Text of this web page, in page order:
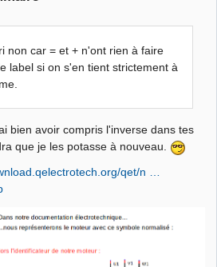
non car = et + n'ont rien à faire
label si on s'en tient strictement à
bien avoir compris l'inverse dans tes
que je les potasse à nouveau.
qet/n …